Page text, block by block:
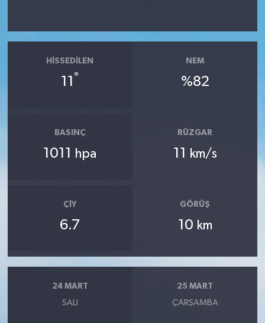
HISSEDILEN
11 °
NEM
%82
BASINÇ
1011 hpa
RÜZGAR
11 km/s
ÇIY
6.7
GÖRÜŞ
10 km
24 MART
SALI
25 MART
ÇARŞAMBA